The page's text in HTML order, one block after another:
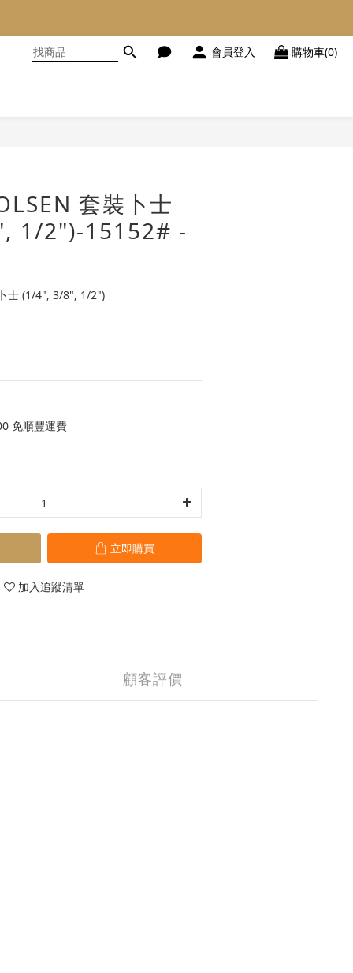
會員登入 購物車(0)
套裝卜士
1/2")-15152# -
士 (1/4", 3/8", 1/2")
免順豐運費
立即購買
加入追蹤清單
顧客評價